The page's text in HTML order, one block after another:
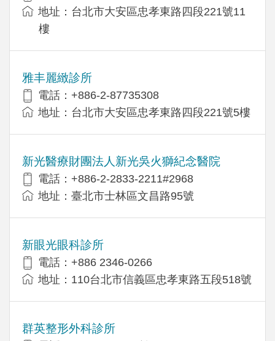
地址：台北市大安區忠孝東路四段221號11
樓
雅丰麗緻診所
電話：+886-2-87735308
地址：台北市大安區忠孝東路四段221號5樓
新光醫療財團法人新光吳火獅紀念醫院
電話：+886-2-2833-2211#2968
地址：臺北市士林區文昌路95號
新眼光眼科診所
電話：+886 2346-0266
地址：110台北市信義區忠孝東路五段518號
群英整形外科診所